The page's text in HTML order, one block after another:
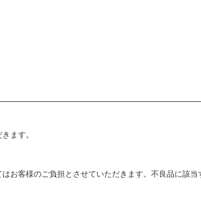
ます。
お客様のご負担とさせていただきます。不良品に該当